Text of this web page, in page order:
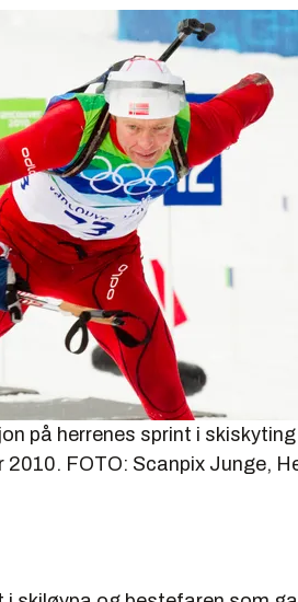
på herrenes sprint i
2010. FOTO: Scanpix Junge,